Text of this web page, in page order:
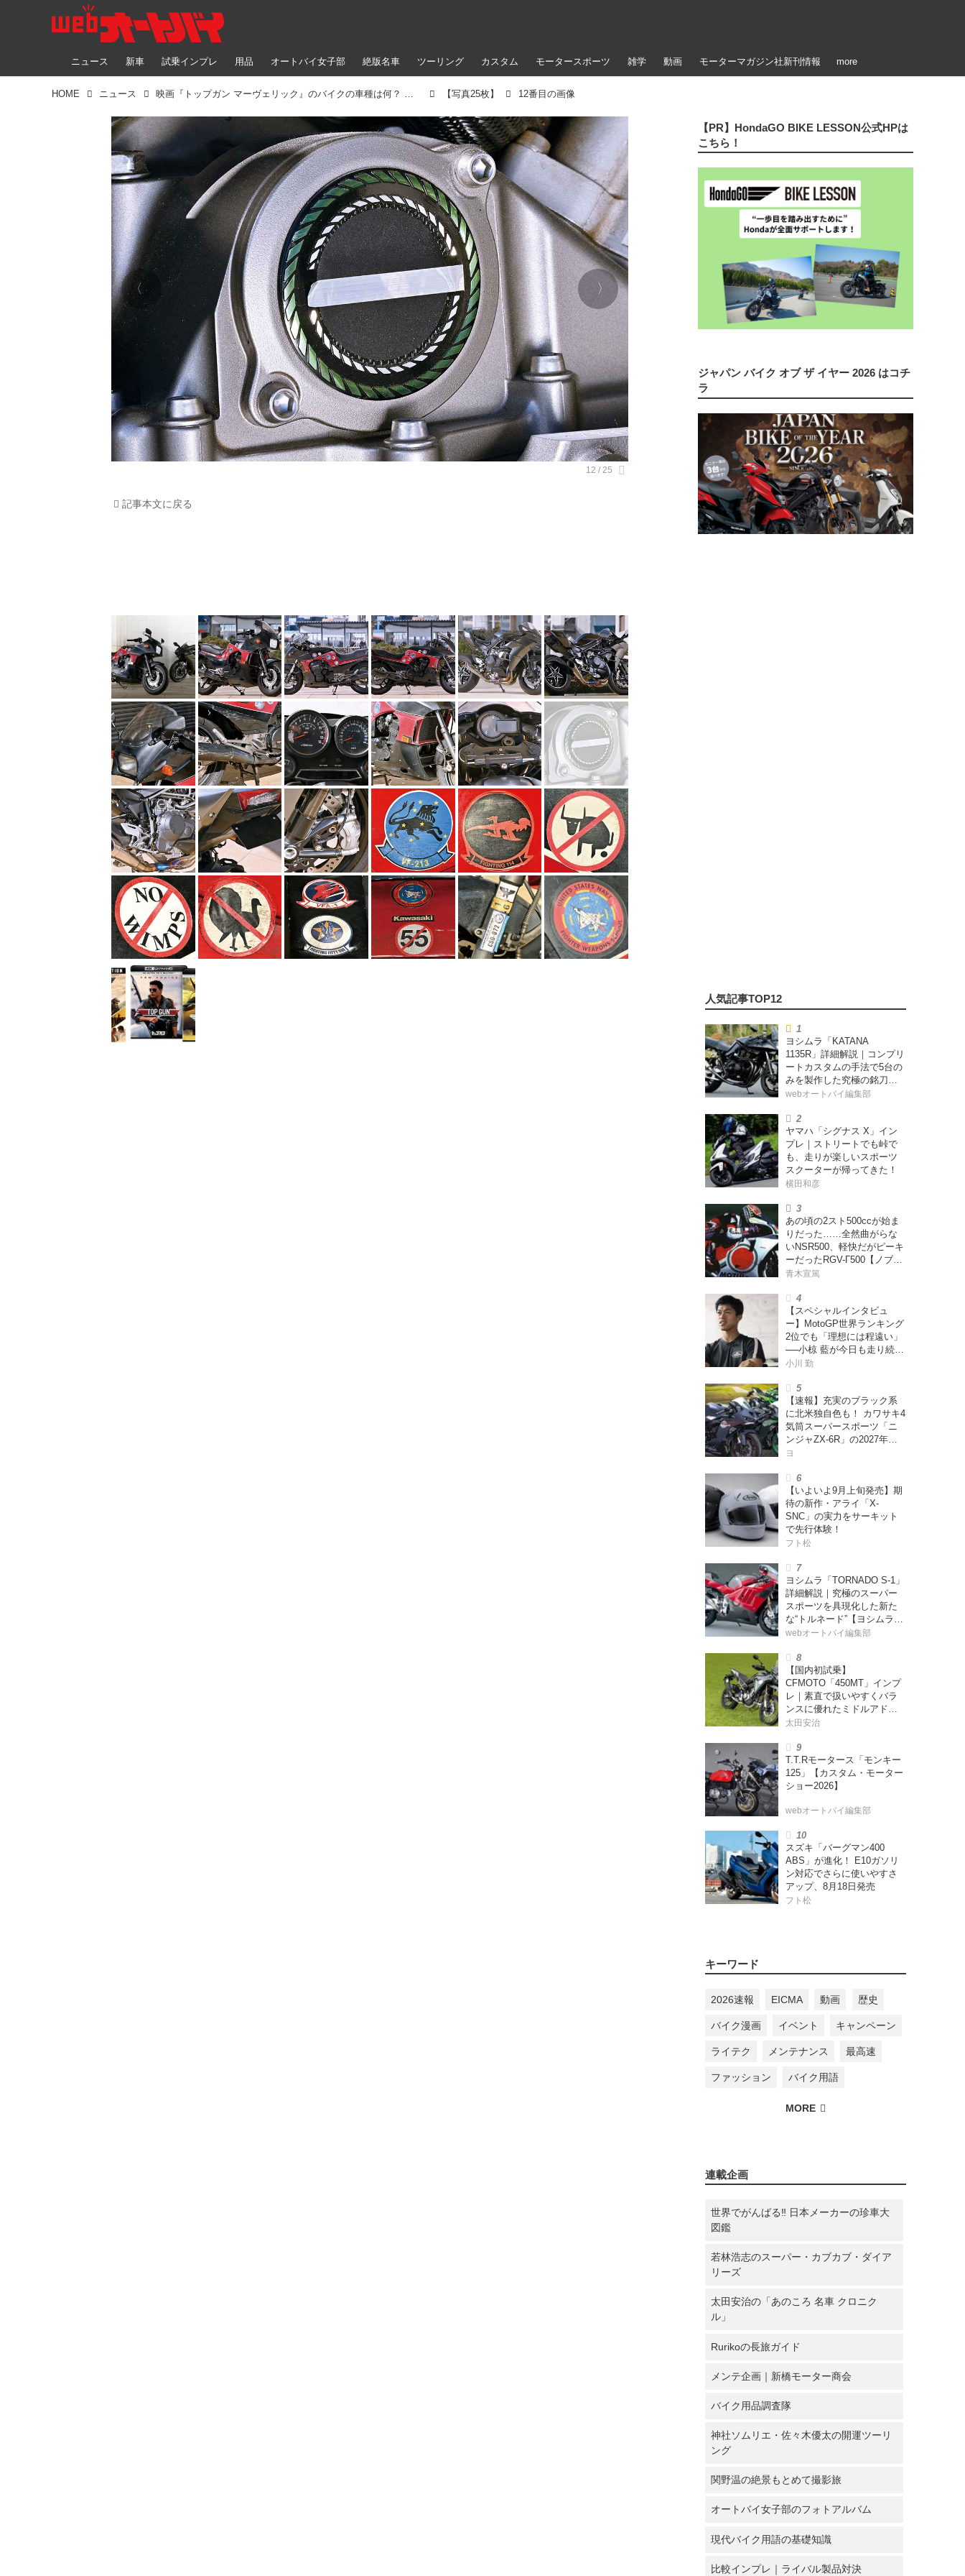
ニュース 新車 試乗インプレ 用品 オートバイ女子部 絶版名車 ツーリング カスタム モータースポーツ 雑学 動画 モーターマガジン社新刊情報 more
HOME ニュース 映画『トップガン マーヴェリック』のバイクの車種は何？ トム・クルーズが駆った劇中登場車両2台を解説 【写真25枚】 12番目の画像
記事本文に戻る
【PR】HondaGO BIKE LESSON公式HPは
こちら！
ジャパン バイク オブ ザ イヤー 2026 はコチ
ラ
ヨシムラ「KATANA
1135R」詳細解説｜コンプリ
ートカスタムの手法で5台の
みを製作した究極の銘刀
【ヨシムラ伝】
webオートバイ編集部
ヤマハ「シグナス X」イン
プレ｜ストリートでも峠で
も、走りが楽しいスポーツ
スクーターが帰ってきた！
横田和彦
あの頃の2スト500ccが始ま
りだった……全然曲がらな
いNSR500、軽快だがピーキ
ーだったRGV-Γ500【ノブ青
木のA.M.R. (アオキマニアッ
青木宣篤
【スペシャルインタビュ
ー】MotoGP世界ランキング
2位でも「理想には程遠い」
──小椋 藍が今日も走り続け
る理由
小川 勤
【速報】充実のブラック系
に北米独自色も！ カワサキ4
気筒スーパースポーツ「ニ
ンジャZX-6R」の2027年モ
デルを発表、2気筒ニンジャ
ヨ
【いよいよ9月上旬発売】期
待の新作・アライ「X-
SNC」の実力をサーキット
で先行体験！
フト松
ヨシムラ「TORNADO S-1」
詳細解説｜究極のスーパー
スポーツを具現化した新た
な“トルネード”【ヨシムラ
伝】
webオートバイ編集部
【国内初試乗】
CFMOTO「450MT」インプ
レ｜素直で扱いやすくバラ
ンスに優れたミドルアドベ
ンチャー！
太田安治
T.T.Rモータース「モンキー
125」【カスタム・モーター
ショー2026】
webオートバイ編集部
スズキ「バーグマン400
ABS」が進化！ E10ガソリ
ン対応でさらに使いやすさ
アップ、8月18日発売
フト松
キーワード
2026速報 EICMA 動画 歴史
バイク漫画 イベント キャンペーン
ライテク メンテナンス 最高速
ファッション バイク用語
連載企画
世界でがんばる‼ 日本メーカーの珍車大
図鑑
若林浩志のスーパー・カブカブ・ダイア
リーズ
太田安治の「あのころ 名車 クロニク
ル」
Rurikoの長旅ガイド
メンテ企画｜新橋モーター商会
バイク用品調査隊
神社ソムリエ・佐々木優太の開運ツーリ
ング
関野温の絶景もとめて撮影旅
オートバイ女子部のフォトアルバム
現代バイク用語の基礎知識
比較インプレ｜ライバル製品対決